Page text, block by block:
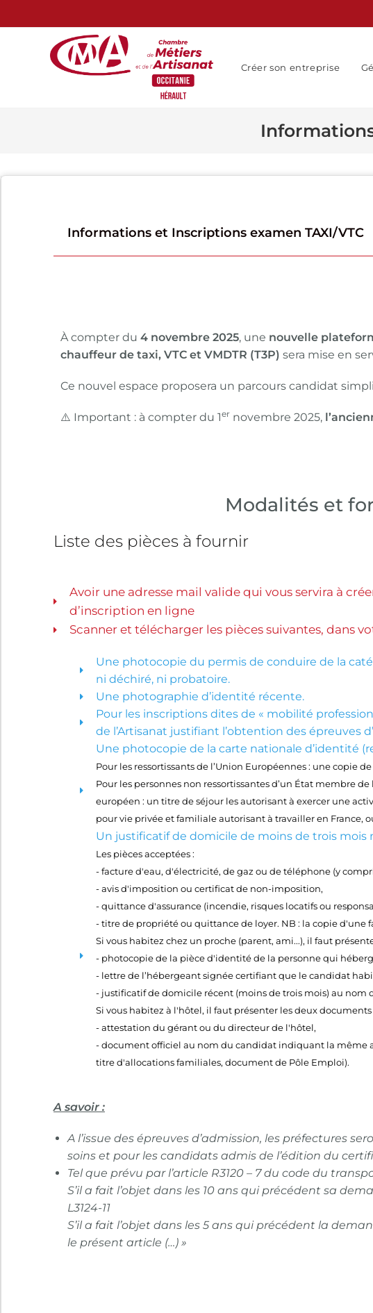
Créer son entreprise
Informations et Inscriptions examen TAXI/VTC
À compter du 4 novembre 2025, une nouvelle
chauffeur de taxi, VTC et VMDTR (T3P) sera mise en
Ce nouvel espace proposera un parcours candidat
⚠️ Important : à compter du 1er novembre 2025,
Modalités et
Liste des pièces à fournir
Avoir une adresse mail valide qui vous servira à
d’inscription en ligne
Scanner et télécharger les pièces suivantes, dans
Une photocopie du permis de conduire de la
ni déchiré, ni probatoire.
Une photographie d’identité récente.
Pour les inscriptions dites de « mobilité
de l’Artisanat justifiant l’obtention des épreuves
Une photocopie de la carte nationale d’identité
Pour les ressortissants de l’Union Européennes : une copie
Pour les personnes non ressortissantes d’un État membre
européen : un titre de séjour les autorisant à exercer une
pour vie privée et familiale autorisant à travailler en France,
Un justificatif de domicile de moins de trois
Les pièces acceptées :
- facture d'eau, d'électricité, de gaz ou de téléphone (y
- avis d'imposition ou certificat de non-imposition,
- quittance d'assurance (incendie, risques locatifs ou
- titre de propriété ou quittance de loyer. NB : la copie d'une
Si vous habitez chez un proche (parent, ami...), il faut
- photocopie de la pièce d'identité de la personne qui
- lettre de l’hébergeant signée certifiant que le candidat
- justificatif de domicile récent (moins de trois mois) au nom
Si vous habitez à l'hôtel, il faut présenter les deux documents
- attestation du gérant ou du directeur de l'hôtel,
- document officiel au nom du candidat indiquant la même
titre d'allocations familiales, document de Pôle Emploi).
A savoir :
A l’issue des épreuves d’admission, les préfectures
soins et pour les candidats admis de l’édition du
Tel que prévu par l’article R3120 – 7 du code du
S’il a fait l’objet dans les 10 ans qui précédent sa
L3124-11
S’il a fait l’objet dans les 5 ans qui précédent la
le présent article (…) »